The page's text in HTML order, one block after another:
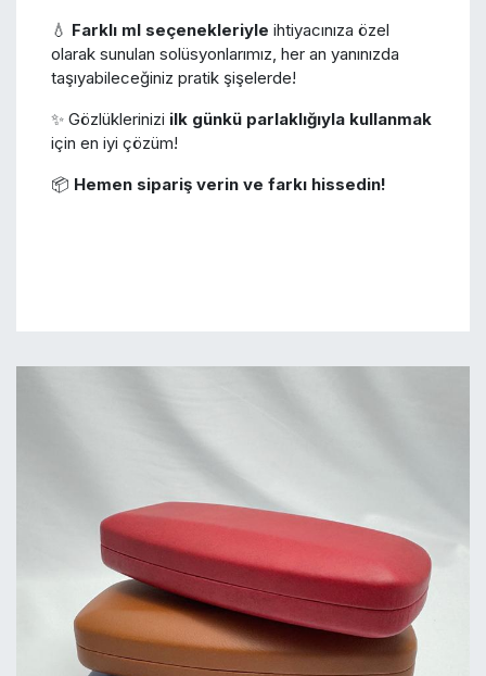
💧 Farklı ml seçenekleriyle ihtiyacınıza özel
olarak sunulan solüsyonlarımız, her an yanınızda
taşıyabileceğiniz pratik şişelerde!
✨ Gözlüklerinizi ilk günkü parlaklığıyla kullanmak
için en iyi çözüm!
📦 Hemen sipariş verin ve farkı hissedin!